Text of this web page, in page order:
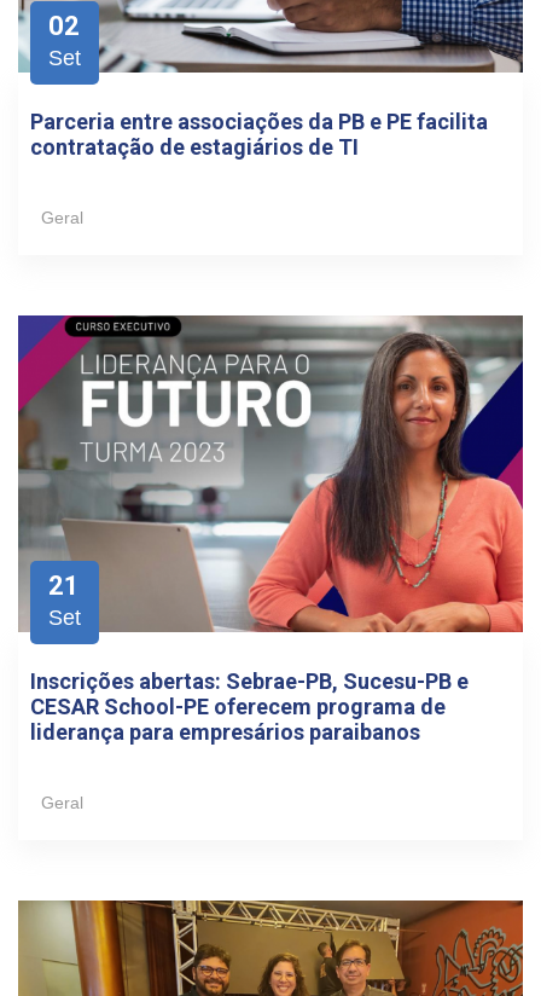
02
Set
Parceria entre associações da PB e PE facilita
contratação de estagiários de TI
Geral
21
Set
Inscrições abertas: Sebrae-PB, Sucesu-PB e
CESAR School-PE oferecem programa de
liderança para empresários paraibanos
Geral